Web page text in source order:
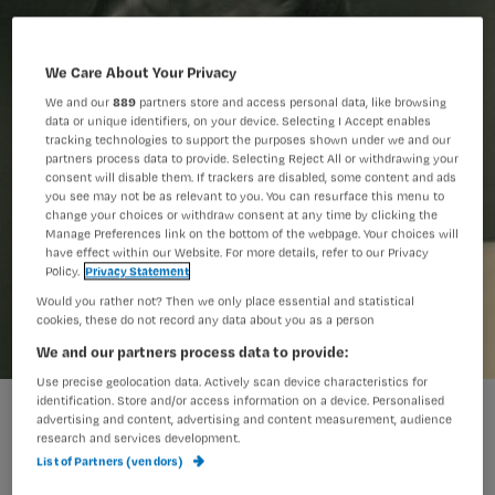
De feestdagen doorbrengen in het
ziekenhuis is altijd speciaal. Maar
We Care About Your Privacy
We and our889 partners store and access personal data, like browsing
data or unique identifiers, on your device. Selecting I Accept enables
tracking technologies to support the purposes shown under we and our
partners process data to provide. Selecting Reject All or withdrawing your
consent will disable them. If trackers are disabled, some content and ads
you see may not be as relevant to you. You can resurface this menu to
change your choices or withdraw consent at any time by clicking the
Manage Preferences link on the bottom of the webpage. Your choices will
have effect within our Website. For more details, refer to our Privacy
Policy. Privacy Statement
Would you rather not? Then we only place essential and statistical
cookies, these do not record any data about you as a person
We and our partners process data to provide:
Use precise geolocation data. Actively scan device characteristics for
identification. Store and/or access information on a device. Personalised
advertising and content, advertising and content measurement, audience
research and services development.
List of Partners (vendors)